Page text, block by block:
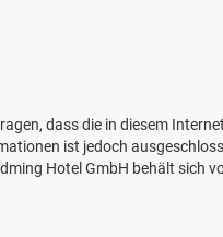
dass die in diesem
ist jedoch
Hotel GmbH behält sich